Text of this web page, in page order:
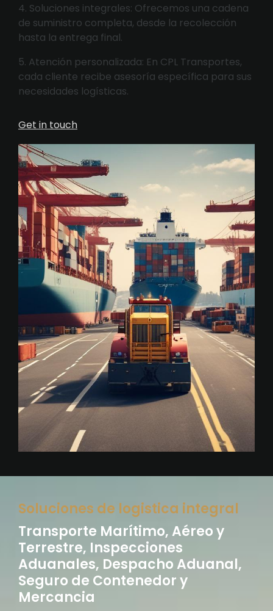
4. Soluciones integrales: Ofrecemos una cadena
de suministro completa, desde la recolección
hasta la entrega final.
5. Atención personalizada: En CPL Transportes,
cada cliente recibe asesoría específica para sus
necesidades logísticas.
Get in touch
Soluciones de logistica integral
Transporte Marítimo, Aéreo y
Terrestre, Inspecciones
Aduanales, Despacho Aduanal,
Seguro de Contenedor y
Mercancia